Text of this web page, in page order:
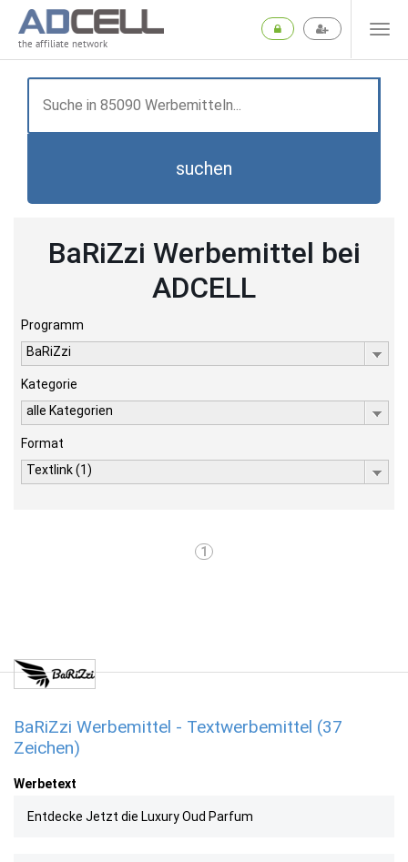
the affiliate network
suchen
BaRiZzi Werbemittel bei
ADCELL
Programm
BaRiZzi
Kategorie
alle Kategorien
Format
Textlink (1)
1
BaRiZzi Werbemittel - Textwerbemittel (37
Zeichen)
Werbetext
Entdecke Jetzt die Luxury Oud Parfum